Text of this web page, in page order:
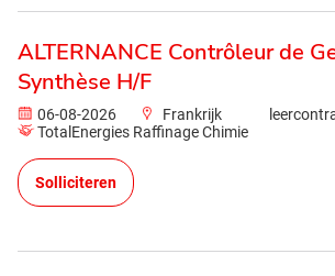
ALTERNANCE Contrôleur de
Synthèse H/F
06-08-2026 Frankrijk
TotalEnergies Raffinage Chimie
Solliciteren